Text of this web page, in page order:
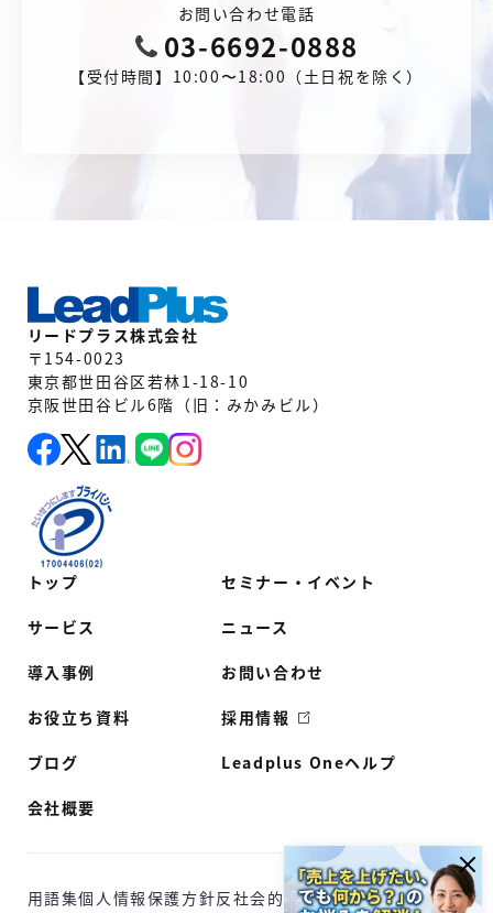
お問い合わせ電話
03-6692-0888
【受付時間】10:00〜18:00（土日祝を除く）
トップ
サービス
導入事例
お役立ち資料
ブログ
会社概要
セミナー・イベント
ニュース
お問い合わせ
採用情報
Leadplus Oneヘルプ
リードプラス株式会社
〒154-0023
東京都世田谷区若林1-18-10
京阪世田谷ビル6階（旧：みかみビル）
用語集個人情報保護方針反社会的勢力に対する基本方針